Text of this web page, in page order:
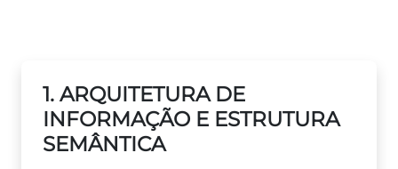
1. ARQUITETURA DE
INFORMAÇÃO E ESTRUTURA
SEMÂNTICA